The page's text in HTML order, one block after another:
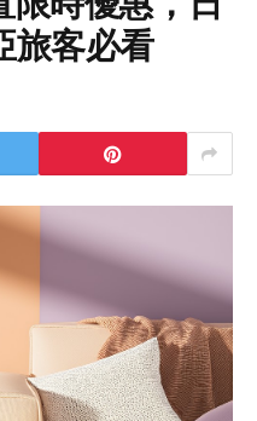
旅客必看